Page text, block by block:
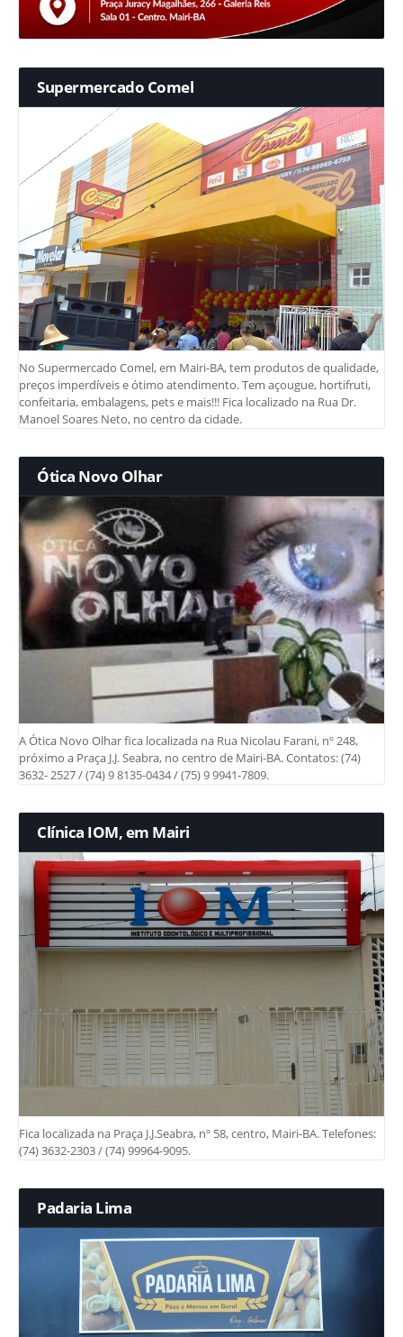
Supermercado Comel
No Supermercado Comel, em Mairi-BA, tem produtos de qualidade,
preços imperdíveis e ótimo atendimento. Tem açougue, hortifruti,
confeitaria, embalagens, pets e mais!!! Fica localizado na Rua Dr.
Manoel Soares Neto, no centro da cidade.
Ótica Novo Olhar
A Ótica Novo Olhar fica localizada na Rua Nicolau Farani, nº 248,
próximo a Praça J.J. Seabra, no centro de Mairi-BA. Contatos: (74)
3632- 2527 / (74) 9 8135-0434 / (75) 9 9941-7809.
Clínica IOM, em Mairi
Fica localizada na Praça J.J.Seabra, nº 58, centro, Mairi-BA. Telefones:
(74) 3632-2303 / (74) 99964-9095.
Padaria Lima